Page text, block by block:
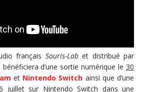
français Souris-Labet distribué par
d’une sortie numérique le30
et Nintendo Switch ainsi que d’une
juilletsur Nintendo Switch dans une